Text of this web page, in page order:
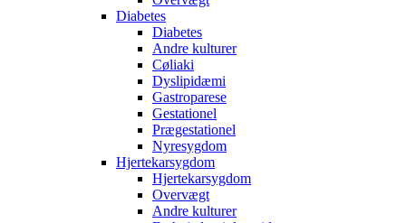
Diabetes
Diabetes
Andre kulturer
Cøliaki
Dyslipidæmi
Gastroparese
Gestationel
Prægestationel
Nyresygdom
Hjertekarsygdom
Hjertekarsygdom
Overvægt
Andre kulturer